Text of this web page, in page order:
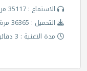
الاستماع : 35117 مرة
التحميل : 36365 مرة
مدة الاغنية : 3 دقائق 41 ثانية